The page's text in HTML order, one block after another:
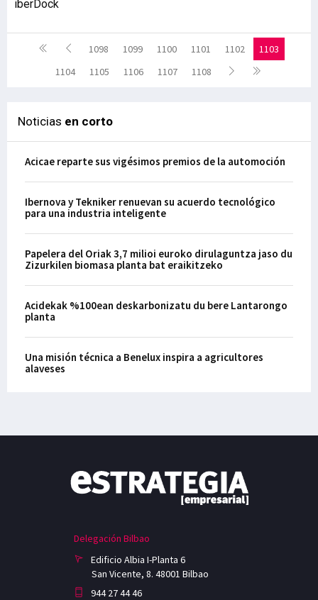
iberDock
1098 1099 1100 1101 1102
1103
1104
1105 1106 1107 1108
Noticias en corto
Acicae reparte sus vigésimos premios de la automoción
Ibernova y Tekniker renuevan su acuerdo tecnológico
para una industria inteligente
Papelera del Oriak 3,7 milioi euroko dirulaguntza jaso du
Zizurkilen biomasa planta bat eraikitzeko
Acidekak %100ean deskarbonizatu du bere Lantarongo
planta
Una misión técnica a Benelux inspira a agricultores
alaveses
Delegación Bilbao
Edificio Albia I-Planta 6
San Vicente, 8. 48001 Bilbao
944 27 44 46